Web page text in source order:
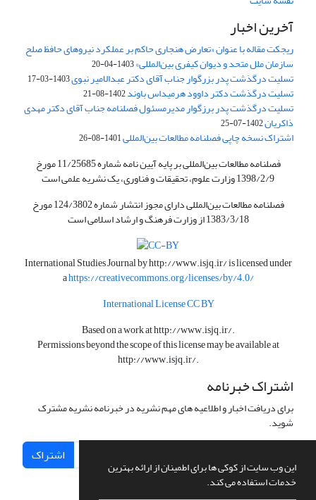
این وب سایت از کوکی ها برای اطمینان از ارائه بهترین
خدمات استفاده می کند.
آخرین اخبار
ریجکت مقاله با عنوان «تعارض هنجاری حاکم بر عملکرد نیروهای حافظ صلح
سازمان ملل متحد و دیوان کیفری بین‌المللی»1403-04-20
تسلیت درگذشت پدر بزرگوار جناب آقای دکتر عبدالامیر نبوی1403-03-17
تسلیت درگذشت دکتر داوود هرمیداس باوند1402-08-21
تسلیت درگذشت پدر برزگوار مدیرمسئول فصلنامه جناب آقای دکتر مهدی
ذاکریان1402-07-25
اشتراک نسخه چاپی فصلنامه مطالعات بین‌المللی1401-08-26
فصلنامه مطالعات بین‌المللی بر پایه آیین نامه شماره 11/25685 مورخ
1398/2/9 وزارت علوم، تحقیقات و فناوری، یک نشریه علمی است
فصلنامه مطالعات بین‌المللی دارای مجوز انتشار شماره 124/3802 مورخ
1383/3/18 از وزارت فرهنگ و ارشاد اسلامی است
International Studies Journal byhttp://www.isjq.ir/is licensed under
ahttps://creativecommons.org/licenses/by/4.0/
International License CC BY
Based on a work athttp://www.isjq.ir/.
Permissions beyond the scope of this license may be available at
http://www.isjq.ir/.
اشتراک خبرنامه
برای دریافت اخبار و اطلاعیه های مهم نشریه در خبرنامه نشریه مشترک
شوید.
اشتراک